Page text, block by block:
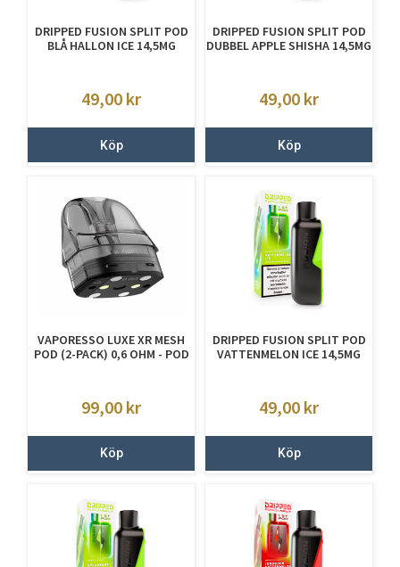
DRIPPED FUSION SPLIT POD
BLÅ HALLON ICE 14,5MG
49,00 kr
Köp
DRIPPED FUSION SPLIT POD
DUBBEL APPLE SHISHA 14,5MG
49,00 kr
Köp
VAPORESSO LUXE XR MESH
POD (2-PACK) 0,6 OHM - POD
99,00 kr
Köp
DRIPPED FUSION SPLIT POD
VATTENMELON ICE 14,5MG
49,00 kr
Köp